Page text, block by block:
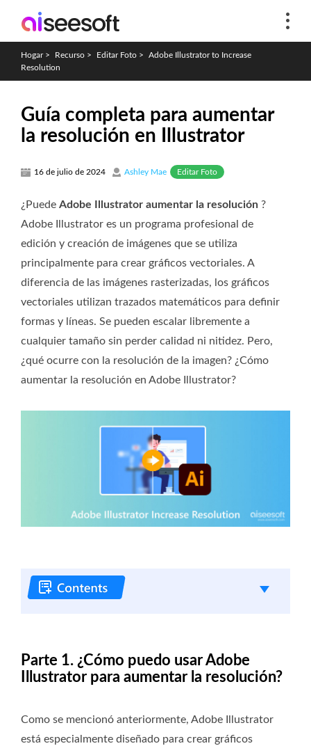
Hogar > Recurso > Editar Foto >
Adobe Illustrator to Increase
Resolution
Guía completa para aumentar
la resolución en Illustrator
16 de julio de 2024 Ashley Mae Editar Foto
¿Puede Adobe Illustrator aumentar la resolución ?
Adobe Illustrator es un programa profesional de
edición y creación de imágenes que se utiliza
principalmente para crear gráficos vectoriales. A
diferencia de las imágenes rasterizadas, los gráficos
vectoriales utilizan trazados matemáticos para definir
formas y líneas. Se pueden escalar libremente a
cualquier tamaño sin perder calidad ni nitidez. Pero,
¿qué ocurre con la resolución de la imagen? ¿Cómo
aumentar la resolución en Adobe Illustrator?
Parte 1. ¿Cómo puedo usar Adobe
Illustrator para aumentar la resolución?
Como se mencionó anteriormente, Adobe Illustrator
está especialmente diseñado para crear gráficos